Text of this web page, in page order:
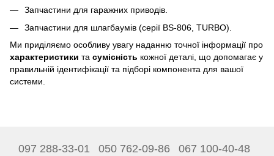
Запчастини для гаражних приводів.
Запчастини для шлагбаумів (серії BS-806, TURBO).
Ми приділяємо особливу увагу наданню точної інформації про
характеристики та сумісність кожної деталі, що допомагає у
правильній ідентифікації та підборі компонента для вашої
системи.
097 288-33-01 050 762-09-86 067 100-40-48